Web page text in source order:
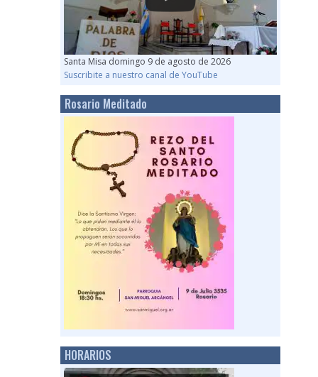
Santa Misa domingo 9 de agosto de 2026
Suscribite a nuestro canal de YouTube
Rosario Meditado
HORARIOS